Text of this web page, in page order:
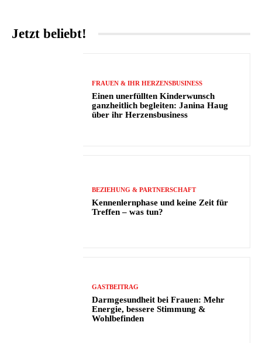
Jetzt beliebt!
FRAUEN & IHR HERZENSBUSINESS
Einen unerfüllten Kinderwunsch
ganzheitlich begleiten: Janina Haug
über ihr Herzensbusiness
BEZIEHUNG & PARTNERSCHAFT
Kennenlernphase und keine Zeit für
Treffen – was tun?
GASTBEITRAG
Darmgesundheit bei Frauen: Mehr
Energie, bessere Stimmung &
Wohlbefinden